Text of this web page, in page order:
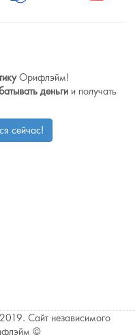
Орифлэйм!
деньги и получать
сейчас!
Сайт независимого
©